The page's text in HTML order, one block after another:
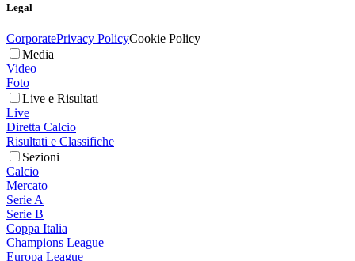
Legal
CorporatePrivacy PolicyCookie Policy
Media
Video
Foto
Live e Risultati
Live
Diretta Calcio
Risultati e Classifiche
Sezioni
Calcio
Mercato
Serie A
Serie B
Coppa Italia
Champions League
Europa League